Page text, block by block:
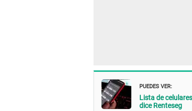
PUEDES VER:
Lista de
dice Renteseg